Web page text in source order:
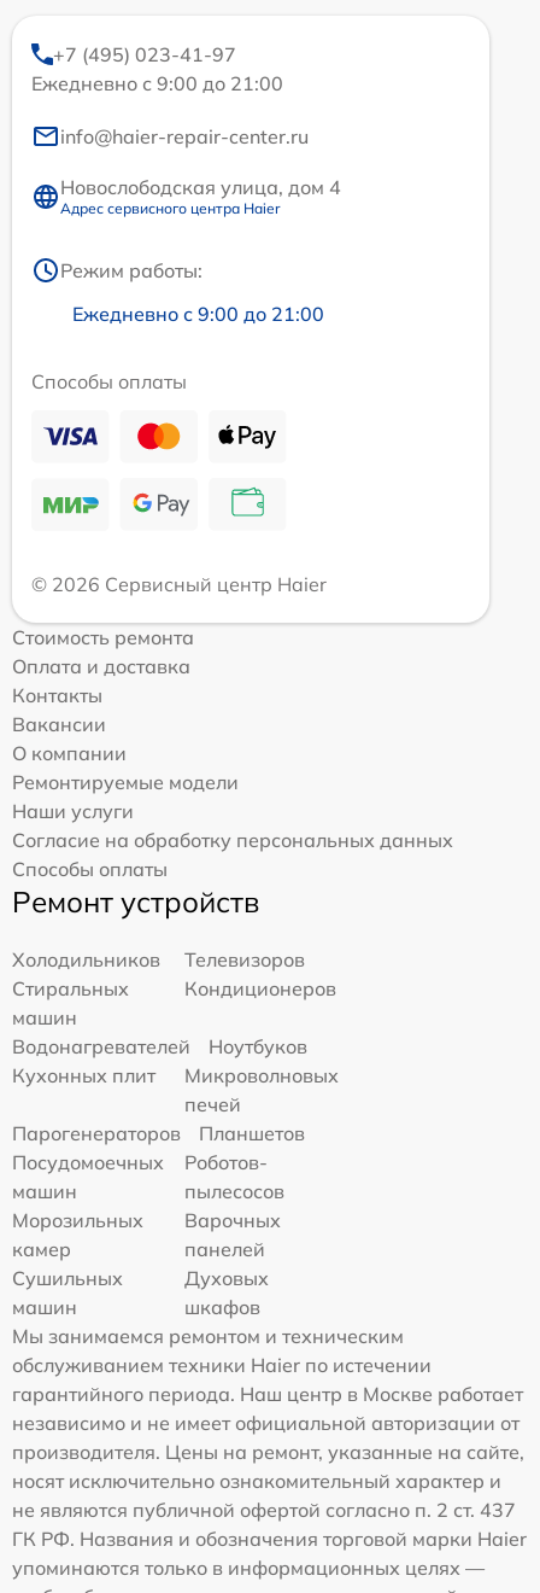
+7 (495) 023-41-97
Ежедневно с 9:00 до 21:00
info@haier-repair-center.ru
Новослободская улица, дом 4
Адрес сервисного центра Haier
Режим работы:
Ежедневно с 9:00 до 21:00
Способы оплаты
© 2026 Сервисный центр Haier
Стоимость ремонта
Оплата и доставка
Контакты
Вакансии
О компании
Ремонтируемые модели
Наши услуги
Согласие на обработку персональных данных
Способы оплаты
Ремонт устройств
Холодильников
Телевизоров
Стиральных
машин
Кондиционеров
Водонагревателей
Ноутбуков
Кухонных плит
Микроволновых
печей
Парогенераторов
Планшетов
Посудомоечных
машин
Роботов-
пылесосов
Морозильных
камер
Варочных
панелей
Сушильных
машин
Духовых
шкафов
Мы занимаемся ремонтом и техническим
обслуживанием техники Haier по истечении
гарантийного периода. Наш центр в Москве работает
независимо и не имеет официальной авторизации от
производителя. Цены на ремонт, указанные на сайте,
носят исключительно ознакомительный характер и
не являются публичной офертой согласно п. 2 ст. 437
ГК РФ. Названия и обозначения торговой марки Haier
упоминаются только в информационных целях —